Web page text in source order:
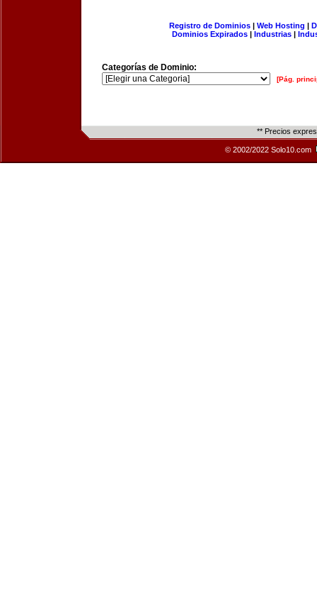
Registro de Dominios| Web Hosting |
Dominios Expirados | Industrias |
Categorías de Dominio:
[Pág.
** Precios
© 2002/2022 Solo10.com